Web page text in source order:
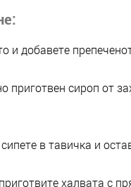
и добавете
приготвен сироп от
в тавичка и
халвата с